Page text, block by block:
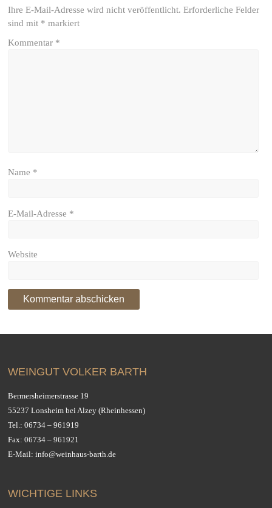
Ihre E-Mail-Adresse wird nicht veröffentlicht. Erforderliche Felder
sind mit * markiert
Kommentar *
Name *
E-Mail-Adresse *
Website
WEINGUT VOLKER BARTH
Bermersheimerstrasse 19
55237 Lonsheim bei Alzey (Rheinhessen)
Tel.:06734 – 961919
Fax: 06734 – 961921
E-Mail:info@weinhaus-barth.de
WICHTIGE LINKS